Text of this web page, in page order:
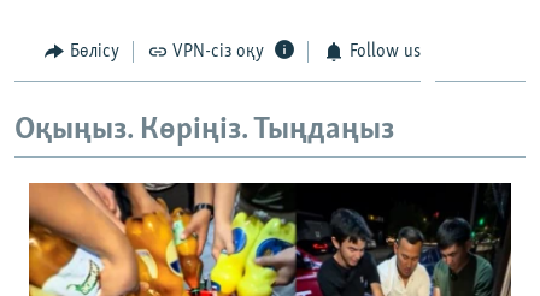
Бөлісу VPN-сіз оқу Follow us
Оқыңыз. Көріңіз. Тыңдаңыз